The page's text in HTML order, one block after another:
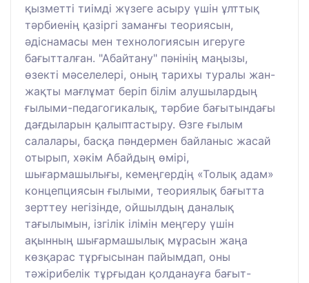
қызметті тиімді жүзеге асыру үшін ұлттық
тәрбиенің қазіргі заманғы теориясын,
әдіснамасы мен технологиясын игеруге
бағытталған. "Абайтану" пәнінің маңызы,
өзекті мәселелері, оның тарихы туралы жан-
жақты мағлұмат беріп білім алушылардың
ғылыми-педагогикалық, тәрбие бағытындағы
дағдыларын қалыптастыру. Өзге ғылым
салалары, басқа пәндермен байланыс жасай
отырып, хәкім Абайдың өмірі,
шығармашылығы, кемеңгердің «Толық адам»
концепциясын ғылыми, теориялық бағытта
зерттеу негізінде, ойшылдың даналық
тағылымын, ізгілік ілімін меңгеру үшін
ақынның шығармашылық мұрасын жаңа
көзқарас тұрғысынан пайымдап, оны
тәжірибелік тұрғыдан қолданауға бағыт-